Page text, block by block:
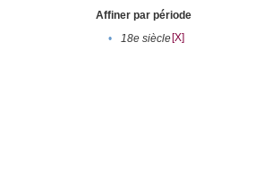
Affiner par période
•
18e siècle[X]